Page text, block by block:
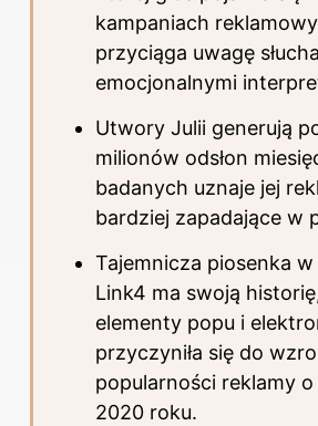
kampaniach
przyciąga uwagę
emocjonalnymi
Utwory Julii generują
milionów odsłon
badanych uznaje jej
bardziej zapadające w
Tajemnicza piosenka
Link4 ma swoją
elementy popu i
przyczyniła się do
popularności reklamy o
2020 roku.